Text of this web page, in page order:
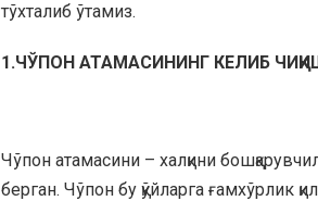
тўхталиб ўтамиз.
1.ЧЎПОН АТАМАСИНИНГ КЕЛИБ
Чўпон атамасини – халқини
берган. Чўпон бу қўйларга ғамхўрлик